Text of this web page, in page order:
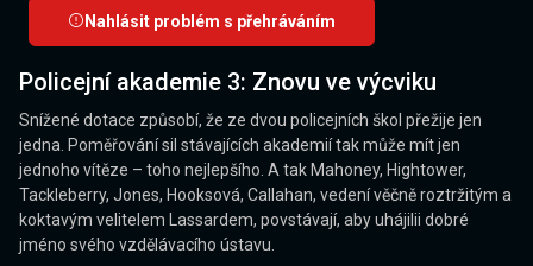
Nahlásit problém s přehráváním
Policejní akademie 3: Znovu ve výcviku
Snížené dotace způsobí, že ze dvou policejních škol přežije jen
jedna. Poměřování sil stávajících akademií tak může mít jen
jednoho vítěze – toho nejlepšího. A tak Mahoney, Hightower,
Tackleberry, Jones, Hooksová, Callahan, vedení věčně roztržitým a
koktavým velitelem Lassardem, povstávají, aby uhájilii dobré
jméno svého vzdělávacího ústavu.